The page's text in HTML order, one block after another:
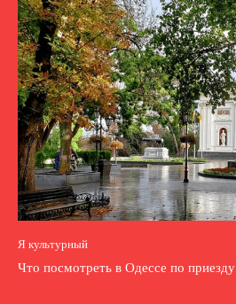
Я культурный
Что посмотреть в Одессе по приезду